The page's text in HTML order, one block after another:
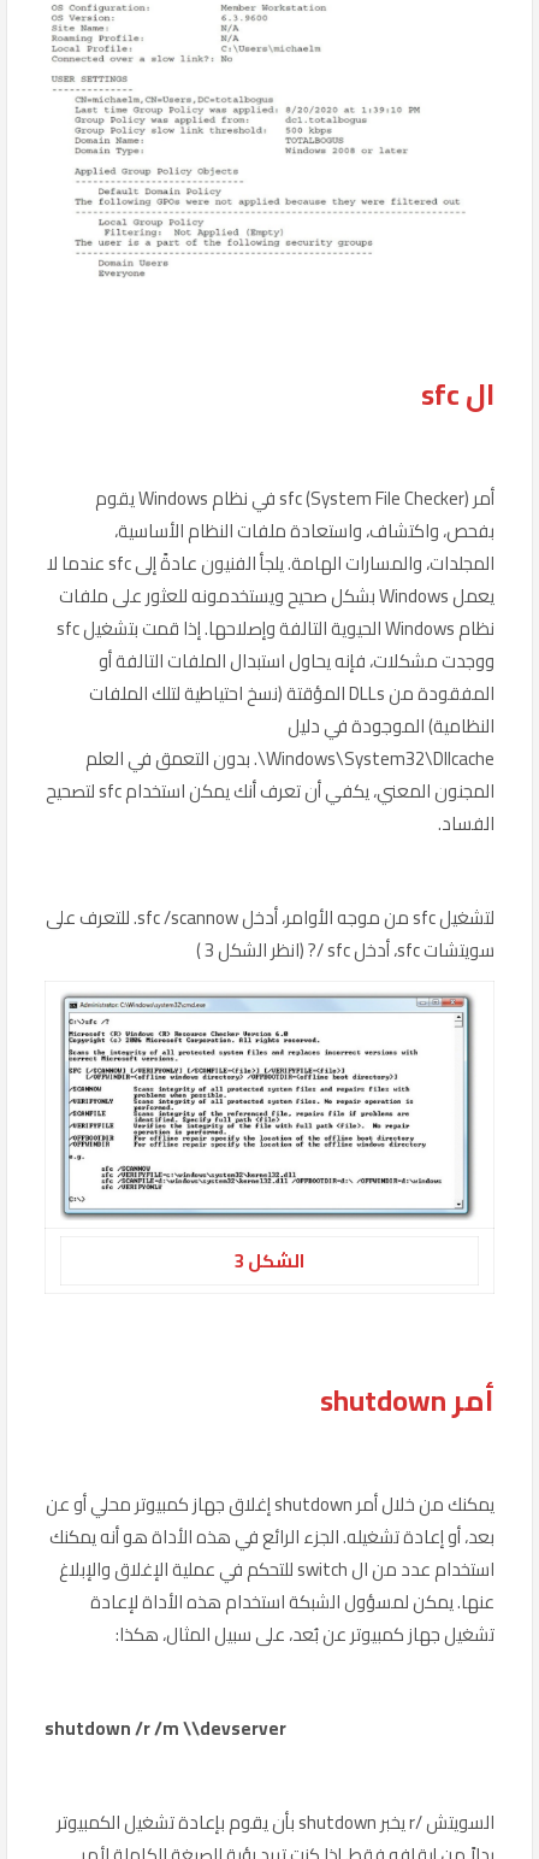
ال sfc
أمر sfc (System File Checker) في نظام Windows يقوم
بفحص، واكتشاف، واستعادة ملفات النظام الأساسية،
المجلدات، والمسارات الهامة. يلجأ الفنيون عادةً إلى sfc عندما لا
يعمل Windows بشكل صحيح ويستخدمونه للعثور على ملفات
نظام Windows الحيوية التالفة وإصلاحها. إذا قمت بتشغيل sfc
ووجدت مشكلات، فإنه يحاول استبدال الملفات التالفة أو
المفقودة من DLLs المؤقتة (نسخ احتياطية لتلك الملفات
النظامية) الموجودة في دليل
Windows\System32\Dllcache\. بدون التعمق في العلم
المجنون المعني، يكفي أن تعرف أنك يمكن استخدام sfc لتصحيح
الفساد.
لتشغيل sfc من موجه الأوامر، أدخل sfc /scannow. للتعرف على
سويتشات sfc، أدخل sfc /? (انظر الشكل 3 )
الشكل 3
أمر shutdown
يمكنك من خلال أمر shutdown إغلاق جهاز كمبيوتر محلي أو عن
بعد، أو إعادة تشغيله. الجزء الرائع في هذه الأداة هو أنه يمكنك
استخدام عدد من ال switch للتحكم في عملية الإغلاق والإبلاغ
عنها. يمكن لمسؤول الشبكة استخدام هذه الأداة لإعادة
تشغيل جهاز كمبيوتر عن بُعد، على سبيل المثال، هكذا:
shutdown /r /m \\devserver
السويتش /r يخبر shutdown بأن يقوم بإعادة تشغيل الكمبيوتر